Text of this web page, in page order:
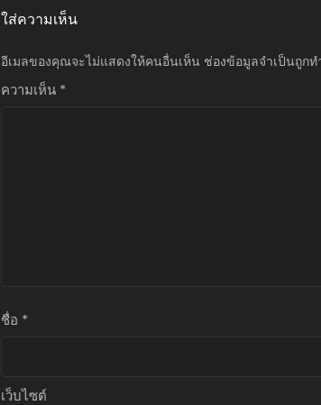
ตอนที่ 76
เมษายน 4, 2023
ตอนที่ 75
มีนาคม 24, 2023
ตอนที่ 69
ใส่ความเห็น
อีเมลของคุณจะไม่แสดงให้คนอื่นเห็น ช่องข้อมูลจำเป็นถูกท
ความเห็น *
ชื่อ *
เว็บไซต์